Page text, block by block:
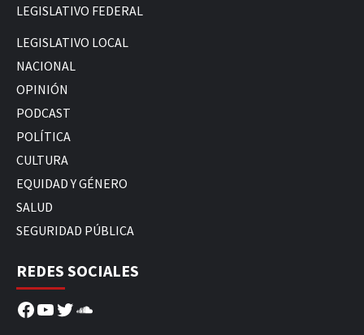
LEGISLATIVO FEDERAL
LEGISLATIVO LOCAL
NACIONAL
OPINIÓN
PODCAST
POLÍTICA
CULTURA
EQUIDAD Y GÉNERO
SALUD
SEGURIDAD PÚBLICA
REDES SOCIALES
Facebook
YouTube
Twitter
SoundCloud